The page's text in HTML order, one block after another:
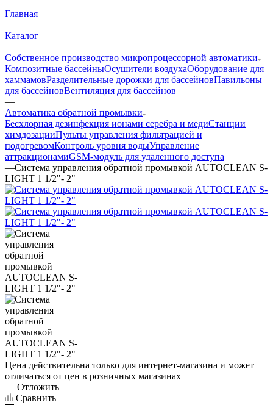
Главная
—
Каталог
—
Собственное производство микропроцессорной автоматики
Композитные бассейныОсушители воздухаОборудование для
хаммамовРазделительные дорожки для бассейновПавильоны
для бассейновВентиляция для бассейнов
—
Автоматика обратной промывки
Беcхлорная дезинфекция ионами серебра и медиСтанции
химдозацииПульты управления фильтрацией и
подогревомКонтроль уровня водыУправление
аттракционамиGSM-модуль для удаленного доступа
—Система управления обратной промывкой AUTOCLEAN S-
LIGHT 1 1/2"- 2"
Цена действительна только для интернет-магазина и может
отличаться от цен в розничных магазинах
Отложить
Сравнить